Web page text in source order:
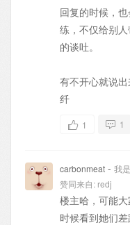
回复的时候，
练，不仅给别
的谈吐。
有不开心就说
纤
1 1
carbonmeat - 我
赞同来自: redj
楼主哈，可能
时候看到她们